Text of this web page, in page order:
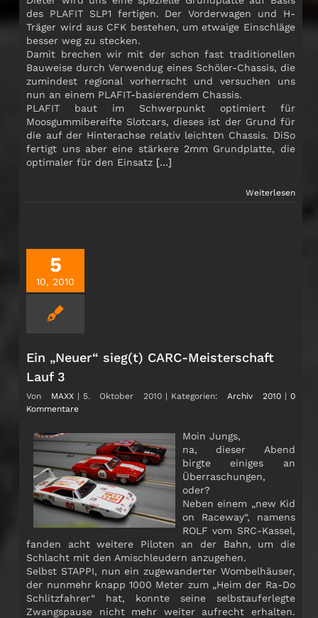
des PLAFIT SLP1 fertigen. Der Vorderwagen und H-
Träger wird aus CFK bestehen, um etwaige Einschläge
besser weg zu stecken.
Damit brechen wir mit der schon fast traditionellen
Bauweise durch Verwendug eines Schöler-Chassis, die
zumindest regional vorherrscht und versuchen uns
nun an einem PLAFIT-basierendem Chassis.
PLAFIT baut im Schwerpunkt optimiert für
Moosgummibereifte Slotcars, dieses ist der Grund für
die auf der Hinterachse relativ leichten Chassis. DiSo
fertigt uns aber eine stärkere 2mm Grundplatte, die
optimaler für den Einsatz […]
Weiterlesen
5
10, 2010
Ein „Neuer“ sieg(t) CARC-Meisterschaft
Lauf 3
Von MAXX | 5. Oktober 2010 | Kategorien:Archiv 2010 | 0
Kommentare
Moin Jungs,
na, dieser Abend
birgte einiges an
Überraschungen,
oder?
Neben einem „new Kid
on Raceway“, namens
ROLF vom SRC-Kassel,
fanden acht weitere Piloten an der Bahn, um die
Schlacht mit den Amischleudern anzugehen.
Selbst STAPPI, nun ein zugewanderter Wombelhäuser,
der nunmehr knapp 1000 Meter zum „Heim der Ra-Do
Schlitzfahrer“ hat, konnte seine selbstauferlegte
Zwangspause nicht mehr weiter aufrecht erhalten.